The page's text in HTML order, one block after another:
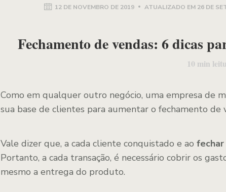
12 DE NOVEMBRO DE 2019 ATUALIZADO EM 26 DE
Fechamento de vendas: 6 dicas
10 min
Como em qualquer outro negócio, uma empresa de
sua base de clientes para aumentar o fechamento de
Vale dizer que, a cada cliente conquistado e ao fechar
Portanto, a cada transação, é necessário cobrir os
mesmo a entrega do produto.